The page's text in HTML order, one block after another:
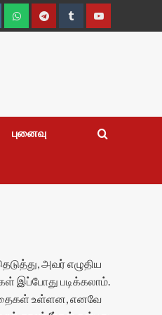
WhatsappTelegramTumblrYouTube
புனைவு
அவர் எழுதிய
இப்போது படிக்கலாம்.
உள்ளன, எனவே